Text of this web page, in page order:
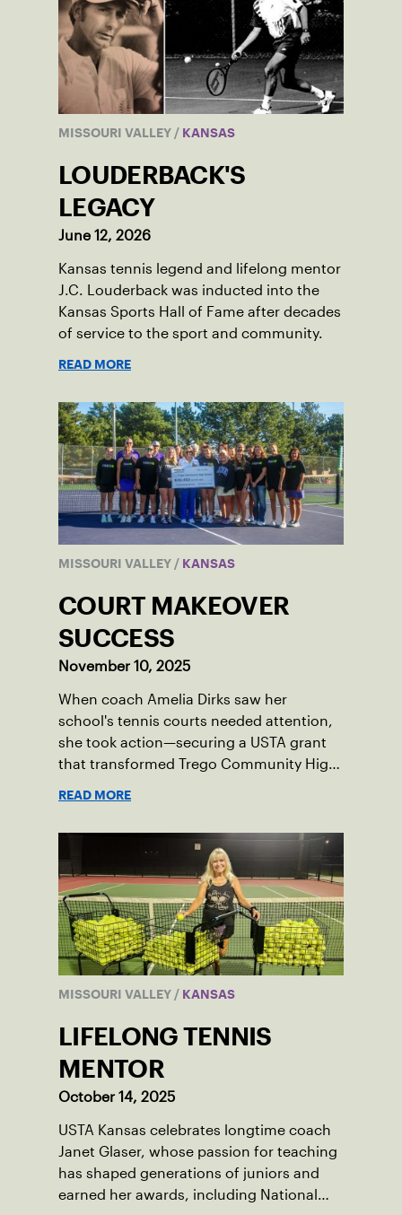
MISSOURI VALLEY / KANSAS
LOUDERBACK'S
LEGACY
June 12, 2026
Kansas tennis legend and lifelong mentor
J.C. Louderback was inducted into the
Kansas Sports Hall of Fame after decades
of service to the sport and community.
READ MORE
MISSOURI VALLEY / KANSAS
COURT MAKEOVER
SUCCESS
November 10, 2025
When coach Amelia Dirks saw her
school's tennis courts needed attention,
she took action—securing a USTA grant
that transformed Trego Community High
READ MORE
MISSOURI VALLEY / KANSAS
LIFELONG TENNIS
MENTOR
October 14, 2025
USTA Kansas celebrates longtime coach
Janet Glaser, whose passion for teaching
has shaped generations of juniors and
earned her awards, including National